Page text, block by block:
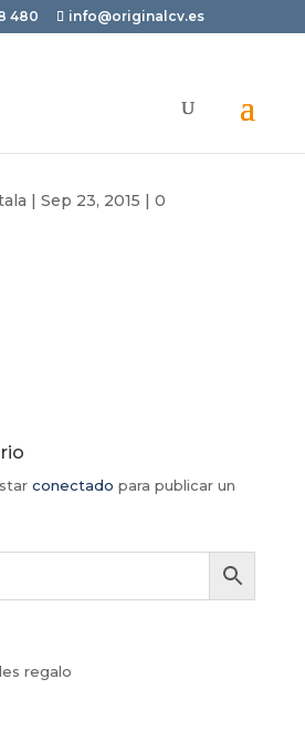
480 info@originalcv.es
| Sep 23, 2015 | 0
conectado para publicar un
regalo